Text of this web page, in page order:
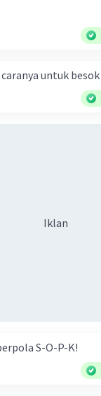
untuk besok
Iklan
S-O-P-K!